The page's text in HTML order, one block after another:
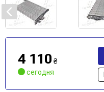
4 110 ₴
сегодня